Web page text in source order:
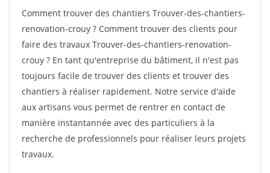
Comment trouver des chantiers Trouver-des-chantiers-
renovation-crouy ? Comment trouver des clients pour
faire des travaux Trouver-des-chantiers-renovation-
crouy ? En tant qu'entreprise du bâtiment, il n'est pas
toujours facile de trouver des clients et trouver des
chantiers à réaliser rapidement. Notre service d'aide
aux artisans vous permet de rentrer en contact de
manière instantannée avec des particuliers à la
recherche de professionnels pour réaliser leurs projets
travaux.